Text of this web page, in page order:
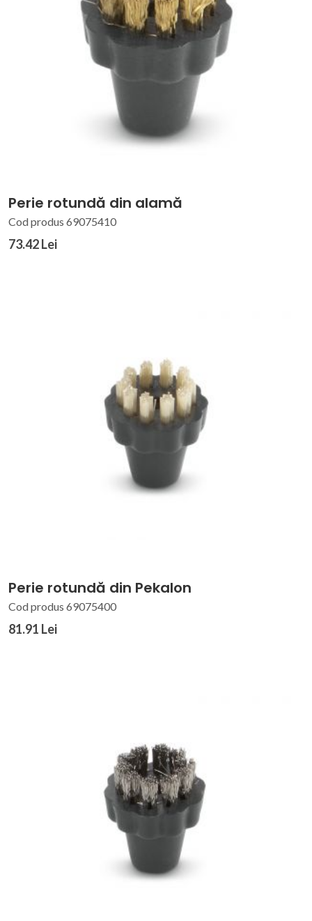
Perie rotundă din alamă
Cod produs 69075410
73.42 Lei
Perie rotundă din Pekalon
Cod produs 69075400
81.91 Lei